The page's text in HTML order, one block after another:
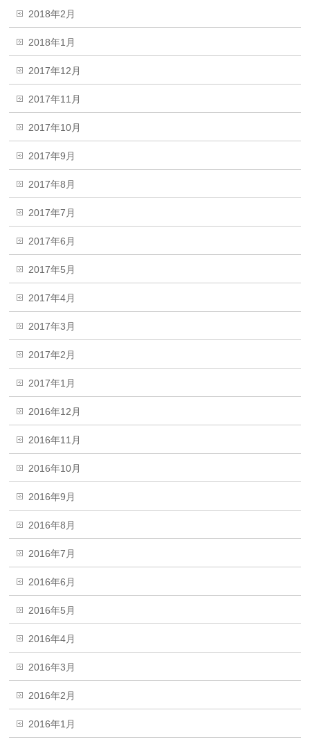
2018年2月
2018年1月
2017年12月
2017年11月
2017年10月
2017年9月
2017年8月
2017年7月
2017年6月
2017年5月
2017年4月
2017年3月
2017年2月
2017年1月
2016年12月
2016年11月
2016年10月
2016年9月
2016年8月
2016年7月
2016年6月
2016年5月
2016年4月
2016年3月
2016年2月
2016年1月